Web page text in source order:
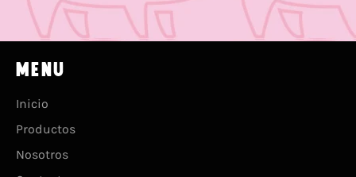
MENU
Inicio
Productos
Nosotros